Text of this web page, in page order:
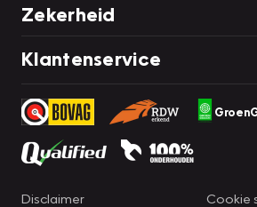
Zekerheid
Klantenservice
Disclaimer
Cookie